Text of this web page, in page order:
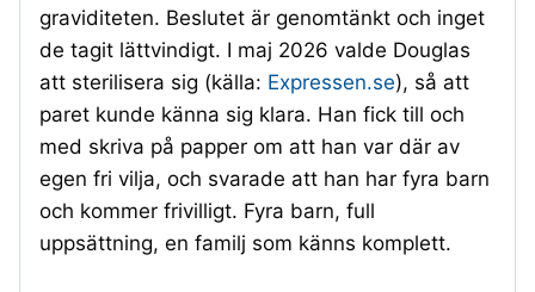
graviditeten. Beslutet är genomtänkt och inget
de tagit lättvindigt. I maj 2026 valde Douglas
att sterilisera sig (källa: Expressen.se), så att
paret kunde känna sig klara. Han fick till och
med skriva på papper om att han var där av
egen fri vilja, och svarade att han har fyra barn
och kommer frivilligt. Fyra barn, full
uppsättning, en familj som känns komplett.